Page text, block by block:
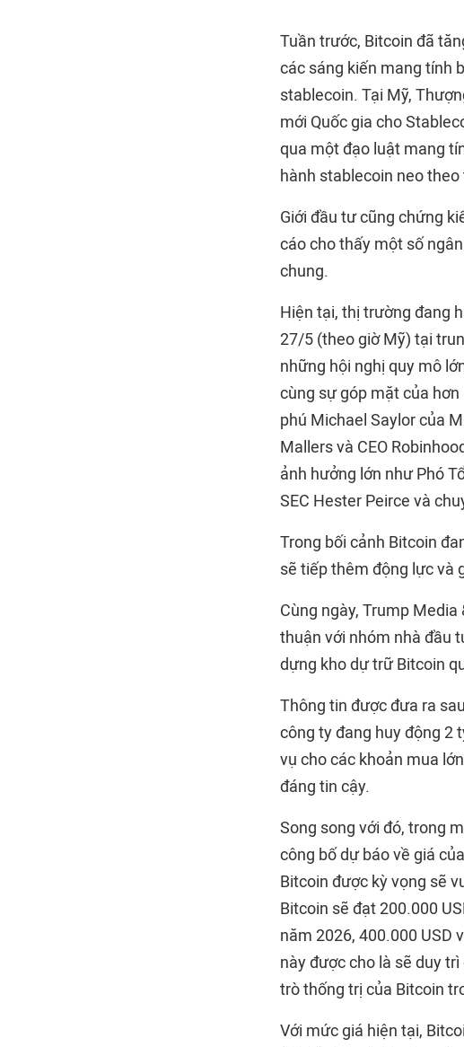
Tuần trước, Bitcoin đã
các sáng kiến mang tính
stablecoin. Tại Mỹ,
mới Quốc gia cho
qua một đạo luật mang
hành stablecoin neo
Giới đầu tư cũng chứng
cáo cho thấy một số
chung.
Hiện tại, thị trường đang
27/5 (theo giờ Mỹ) tại
những hội nghị quy mô
cùng sự góp mặt của
phú Michael Saylor của
Mallers và CEO
ảnh hưởng lớn như Phó
SEC Hester Peirce và
Trong bối cảnh Bitcoin
sẽ tiếp thêm động lực và
Cùng ngày, Trump
thuận với nhóm nhà đầu
dựng kho dự trữ Bitcoin
Thông tin được đưa ra
công ty đang huy động 2
vụ cho các khoản mua
đáng tin cậy.
Song song với đó, trong
công bố dự báo về giá
Bitcoin được kỳ vọng sẽ
Bitcoin sẽ đạt 200.000
năm 2026, 400.000 USD
này được cho là sẽ duy
trò thống trị của Bitcoin
Với mức giá hiện tại,